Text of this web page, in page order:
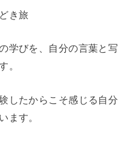
き旅
学びを、自分の言葉と写
。
したからこそ感じる自分
ます。